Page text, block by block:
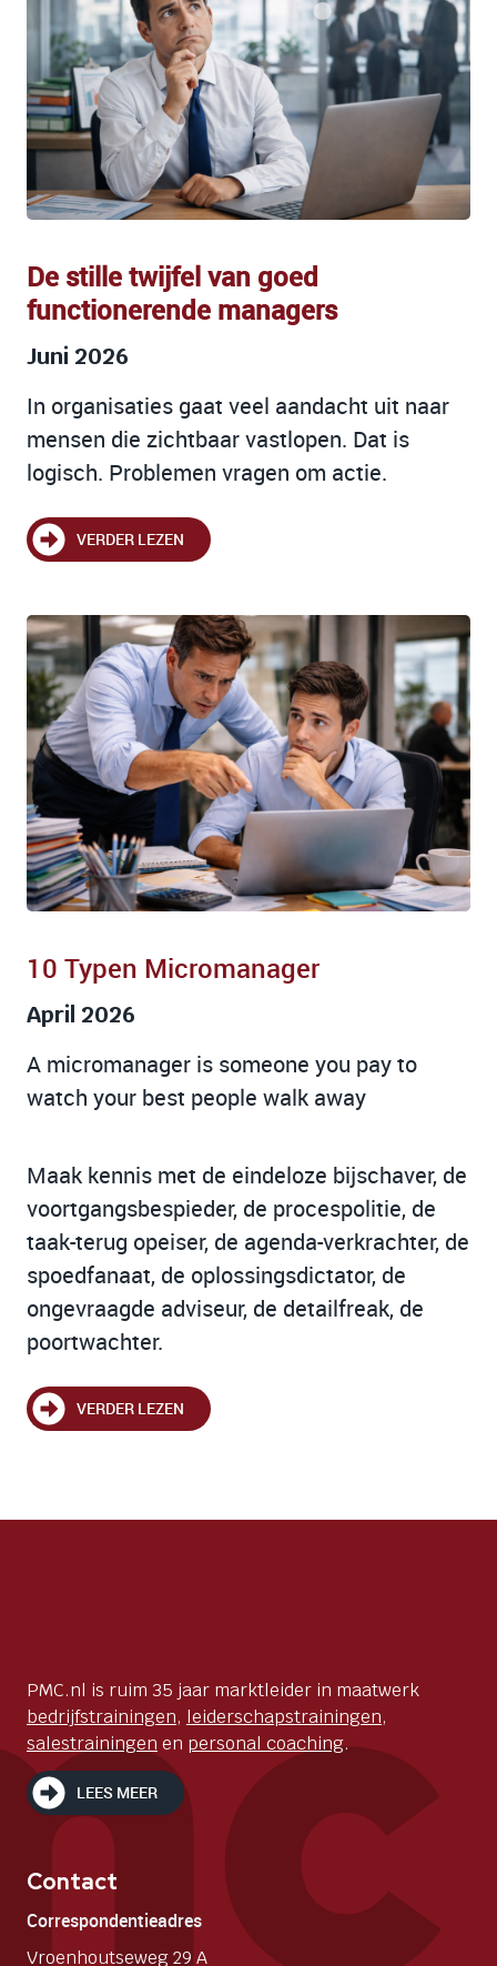
De stille twijfel van goed
functionerende managers
Juni 2026
In organisaties gaat veel aandacht uit naar
mensen die zichtbaar vastlopen. Dat is
logisch. Problemen vragen om actie.
VERDER LEZEN
10 Typen Micromanager
April 2026
A micromanager is someone you pay to
watch your best people walk away
Maak kennis met de eindeloze bijschaver, de
voortgangsbespieder, de procespolitie, de
taak-terug opeiser, de agenda-verkrachter, de
spoedfanaat, de oplossingsdictator, de
ongevraagde adviseur, de detailfreak, de
poortwachter.
VERDER LEZEN
PMC.nl is ruim 35 jaar marktleider in maatwerk
bedrijfstrainingen, leiderschapstrainingen,
salestrainingen en personal coaching.
LEES MEER
Contact
Correspondentieadres
Vroenhoutseweg 29 A